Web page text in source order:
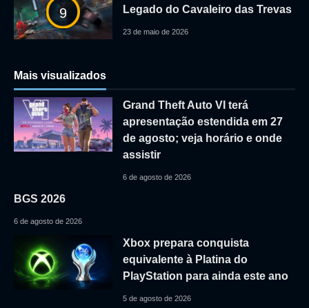
9
Legado do Cavaleiro das Trevas
23 de maio de 2026
Mais visualizados
Grand Theft Auto VI terá
apresentação estendida em 27
de agosto; veja horário e onde
assistir
6 de agosto de 2026
BGS 2026
6 de agosto de 2026
Xbox prepara conquista
equivalente à Platina do
PlayStation para ainda este ano
5 de agosto de 2026